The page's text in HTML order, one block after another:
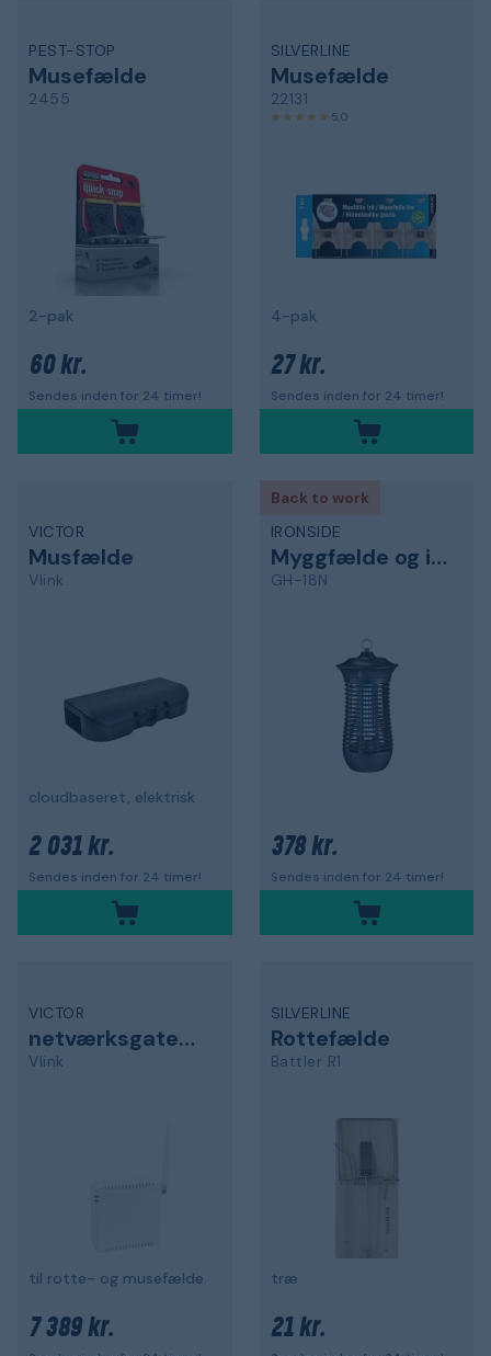
PEST-STOP
Musefælde
2455
2-pak
60 kr.
Sendes inden for 24 timer!
SILVERLINE
Musefælde
22131
5,0
4-pak
27 kr.
Sendes inden for 24 timer!
VICTOR
Musfælde
Vlink
cloudbaseret, elektrisk
2 031 kr.
Sendes inden for 24 timer!
Back to work
IRONSIDE
Myggfælde og insektfælde
GH-18N
378 kr.
Sendes inden for 24 timer!
VICTOR
netværksgateway
Vlink
til rotte- og musefælde
7 389 kr.
SILVERLINE
Rottefælde
Battler R1
træ
21 kr.